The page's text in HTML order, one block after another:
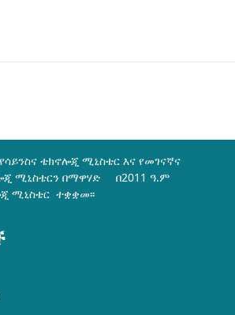
ቴክኖሎጂ ሚኒስቴር እና የመገናኛና
ሚኒስቴርን በማዋሃድ በ2011 ዓ.ም
ሚኒስቴር ተቋቋመ፡፡